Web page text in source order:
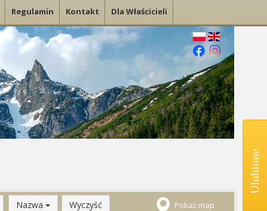
Regulamin Kontakt Dla Właścicieli
Nazwa Wyczyść Pokaż map
Ulubione